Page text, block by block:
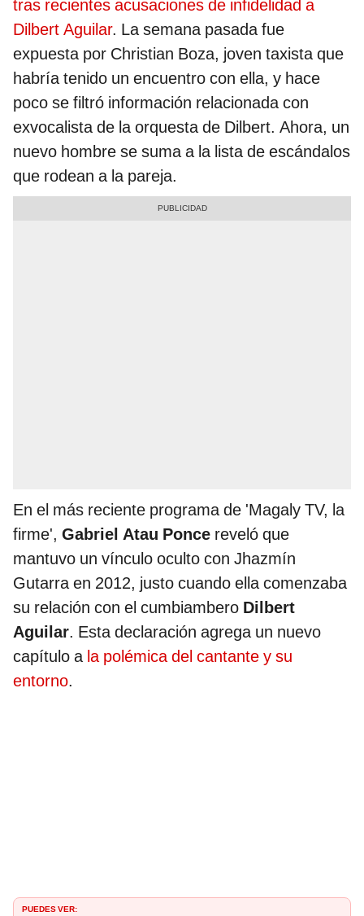
tras recientes acusaciones de infidelidad a
Dilbert Aguilar. La semana pasada fue
expuesta por Christian Boza, joven taxista que
habría tenido un encuentro con ella, y hace
poco se filtró información relacionada con
exvocalista de la orquesta de Dilbert. Ahora, un
nuevo hombre se suma a la lista de escándalos
que rodean a la pareja.
En el más reciente programa de 'Magaly TV, la
firme', Gabriel Atau Ponce reveló que
mantuvo un vínculo oculto con Jhazmín
Gutarra en 2012, justo cuando ella comenzaba
su relación con el cumbiambero Dilbert
Aguilar. Esta declaración agrega un nuevo
capítulo ala polémica del cantante y su
entorno.
PUEDES VER: